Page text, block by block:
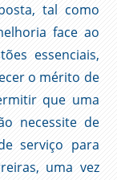
tal como
face ao
essenciais,
o mérito de
que uma
necessite de
serviço para
uma vez